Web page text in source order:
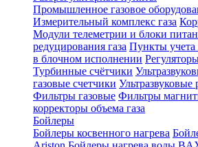
Промышленное газовое
Измерительный комплекс газа
Модули телеметрии и блоки
редуцирования газа Пункты учета
в блочном исполнении
Турбинные счётчики
газовые счетчики Ультразвуковые
Фильтры газовые Фильтры
корректоры объема газа
Бойлеры
Бойлеры косвенного нагрева